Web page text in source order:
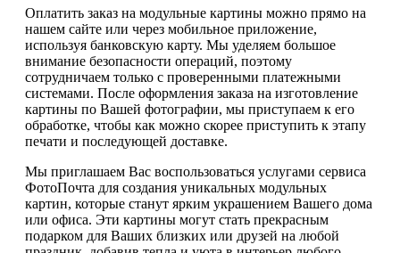
Оплатить заказ на модульные картины можно прямо на
нашем сайте или через мобильное приложение,
используя банковскую карту. Мы уделяем большое
внимание безопасности операций, поэтому
сотрудничаем только с проверенными платежными
системами. После оформления заказа на изготовление
картины по Вашей фотографии, мы приступаем к его
обработке, чтобы как можно скорее приступить к этапу
печати и последующей доставке.
Мы приглашаем Вас воспользоваться услугами сервиса
ФотоПочта для создания уникальных модульных
картин, которые станут ярким украшением Вашего дома
или офиса. Эти картины могут стать прекрасным
подарком для Ваших близких или друзей на любой